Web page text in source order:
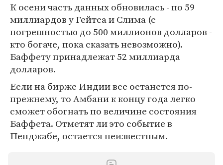
К осени часть данных обновилась - по 59
миллиардов у Гейтса и Слима (с
погрешностью до 500 миллионов долларов -
кто богаче, пока сказать невозможно).
Баффету принадлежат 52 миллиарда
долларов.
Если на бирже Индии все останется по-
прежнему, то Амбани к концу года легко
сможет обогнать по величине состояния
Баффета. Отметят ли это событие в
Пенджабе, остается неизвестным.